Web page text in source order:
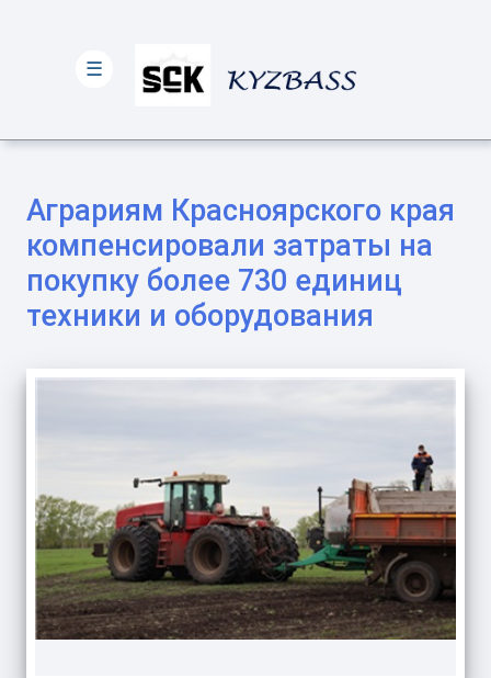
Аграриям Красноярского края
компенсировали затраты на
покупку более 730 единиц
техники и оборудования
☰